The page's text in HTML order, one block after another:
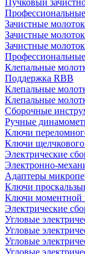
Пучковый
Зачистные
Зачистные
Зачистные
Клепальные
Поддержка RBB
Клепальные
Клепальные
Сборочные
Ручные
Ключи
Ключи
Электрические
Электронно-
Адаптеры
Ключи
Ключи моментной
Электрические
Угловые
Угловые
Угловые
Угловые